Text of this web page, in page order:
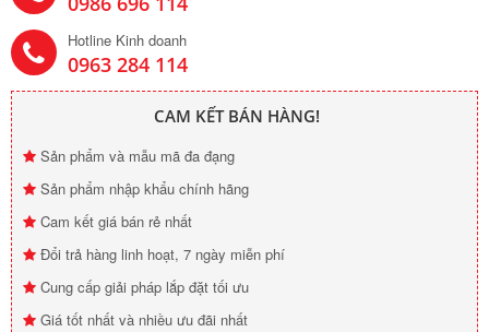
Hotline Kinh doanh
0963 284 114
CAM KẾT BÁN HÀNG!
Sản phẩm và mẫu mã đa đạng
Sản phẩm nhập khẩu chính hãng
Cam kết giá bán rẻ nhất
Đổi trả hàng linh hoạt, 7 ngày miễn phí
Cung cấp giải pháp lắp đặt tối ưu
Giá tốt nhất và nhiều ưu đãi nhất